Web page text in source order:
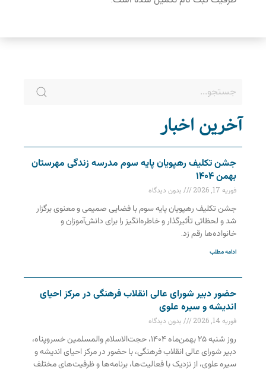
آخرین اخبار
جشن تکلیف رهپویان پایه سوم مدرسه زندگی مهرستان
بهمن ۱۴۰۴
فوریه 17, 2026
بدون دیدگاه
جشن تکلیف رهپویان پایه سوم با فضایی صمیمی و معنوی برگزار
شد و لحظاتی تأثیرگذار و خاطره‌انگیز را برای دانش‌آموزان و
خانواده‌ها رقم زد.
ادامه مطلب
حضور دبیر شورای عالی انقلاب فرهنگی در مرکز احیای
اندیشه و سیره علوی
فوریه 14, 2026
بدون دیدگاه
روز شنبه ۲۵ بهمن‌ماه ۱۴۰۴، حجت‌الاسلام والمسلمین خسروپناه،
دبیر شورای عالی انقلاب فرهنگی، با حضور در مرکز احیای اندیشه و
سیره علوی، از نزدیک با فعالیت‌ها، برنامه‌ها و ظرفیت‌های مختلف